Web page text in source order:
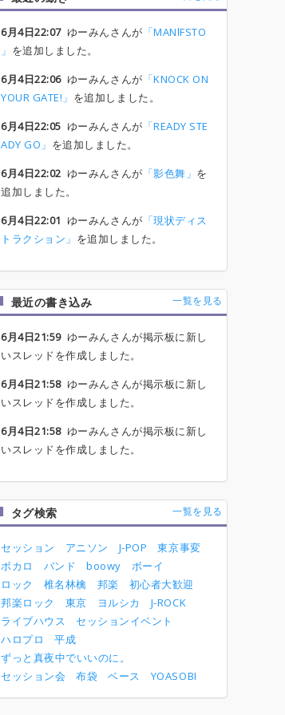
6月4日22:07ゆーみんさんが 「MANlFSTO
」 を追加しました。
6月4日22:06ゆーみんさんが 「KNOCK ON
YOUR GATE!」 を追加しました。
6月4日22:05 ゆーみんさんが 「READY STE
ADY GO」 を追加しました。
6月4日22:02 ゆーみんさんが 「影色舞」 を
追加しました。
6月4日22:01 ゆーみんさんが 「現状ディス
トラクション」 を追加しました。
最近の書き込み 一覧を見る
6月4日21:59ゆーみんさんが掲示板に新し
いスレッドを作成しました。
6月4日21:58ゆーみんさんが掲示板に新し
いスレッドを作成しました。
6月4日21:58ゆーみんさんが掲示板に新し
いスレッドを作成しました。
タグ検索 一覧を見る
セッション アニソン J-POP
東京事変
ボカロ
バンド boowy
ボーイ
ロック
椎名林檎 邦楽
初心者大歓迎
邦楽ロック
東京 ヨルシカ
J-ROCK
ライブハウス
セッションイベント
ハロプロ
平成
ずっと真夜中でいいのに。
セッション会
布袋 ベース YOASOBI